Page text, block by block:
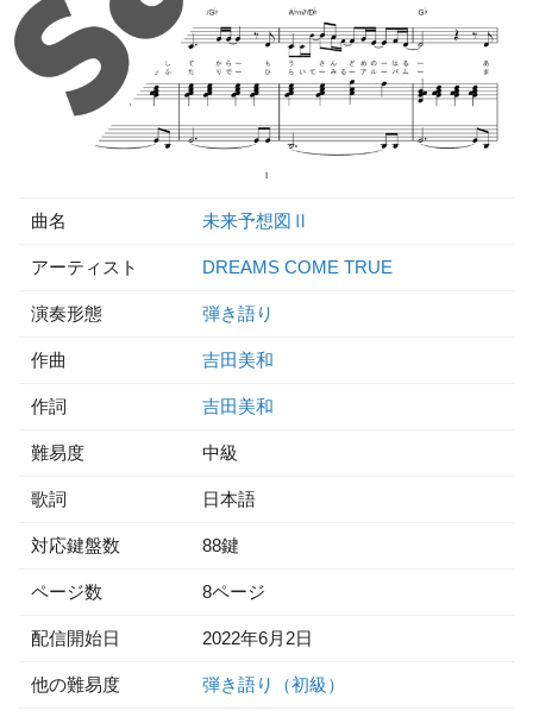
曲名 未来予想図Ⅱ
アーティスト DREAMS COME TRUE
演奏形態 弾き語り
作曲 吉田美和
作詞 吉田美和
難易度 中級
歌詞 日本語
対応鍵盤数 88鍵
ページ数 8ページ
配信開始日 2022年6月2日
他の難易度 弾き語り（初級）